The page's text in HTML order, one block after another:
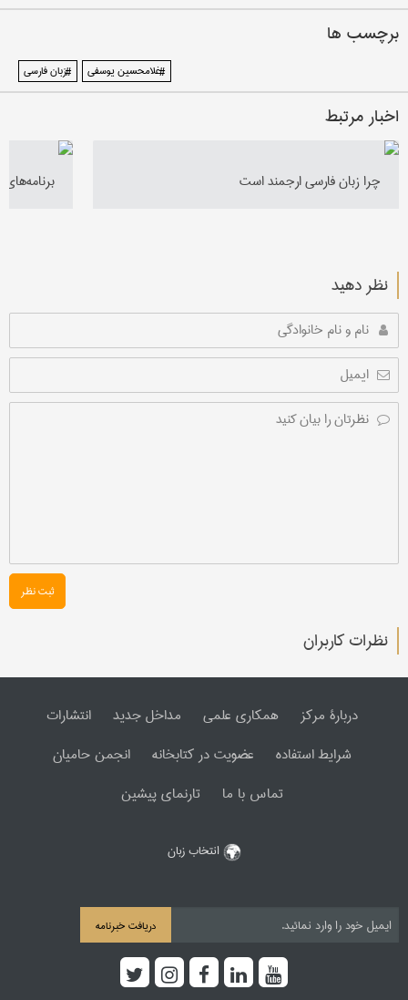
برچسب ها
#غلامحسین یوسفی #زبان فارسی
اخبار مرتبط
چرا زبان فارسی ارجمند است
نظر دهید
ثبت نظر
نظرات کاربران
دربارۀ مرکز همکاری علمی مداخل جدید
انتشارات
شرایط استفاده
عضویت در کتابخانه
انجمن حامیان
تماس با ما
تارنمای پیشین
انتخاب زبان
دریافت خبرنامه